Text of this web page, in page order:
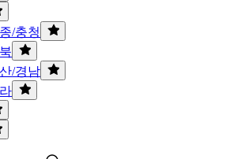
/충청
/경남